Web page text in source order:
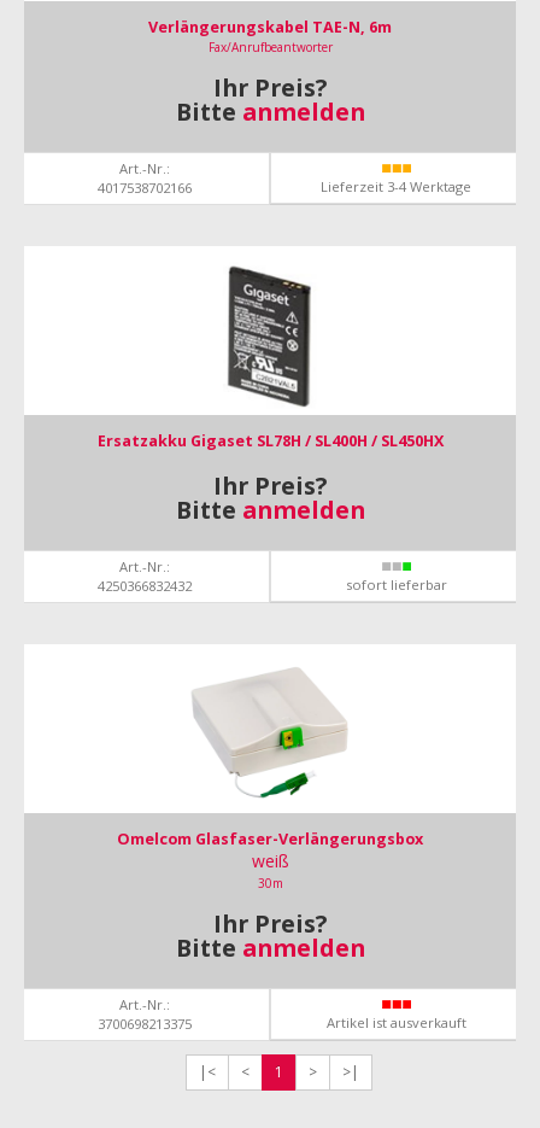
Verlängerungskabel TAE-N, 6m
Fax/Anrufbeantworter
Ihr Preis?
Bitte anmelden
Art.-Nr.:
4017538702166
Lieferzeit 3-4 Werktage
Ersatzakku Gigaset SL78H / SL400H / SL450HX
Ihr Preis?
Bitte anmelden
Art.-Nr.:
4250366832432
sofort lieferbar
Omelcom Glasfaser-Verlängerungsbox
weiß
30m
Ihr Preis?
Bitte anmelden
Art.-Nr.:
3700698213375
Artikel ist ausverkauft
|< < 1 > >|